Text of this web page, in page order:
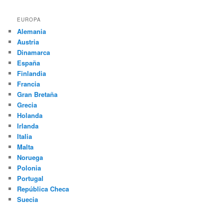
EUROPA
Alemania
Austria
Dinamarca
España
Finlandia
Francia
Gran Bretaña
Grecia
Holanda
Irlanda
Italia
Malta
Noruega
Polonia
Portugal
República Checa
Suecia